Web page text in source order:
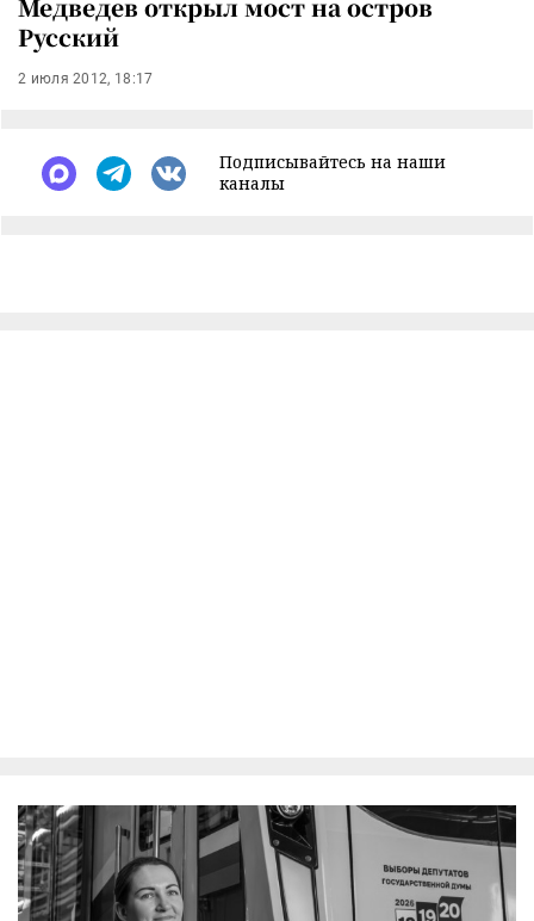
Медведев открыл мост на остров
Русский
2 июля 2012, 18:17
Подписывайтесь на наши
каналы